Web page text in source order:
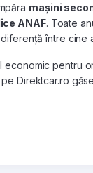
mașini
ANAF. Toate
între cine
pentru
Direktcar.ro